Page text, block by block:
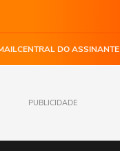
CENTRAL DO ASSINANTE
PUBLICIDADE